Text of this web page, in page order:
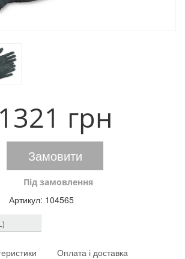
1321 грн
Замовити
Під замовлення
Артикул: 104565
Оплата і доставка